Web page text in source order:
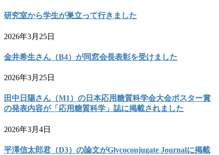
研究室から学生が巣立って行きました
2026年3月25日
金井希生さん（B4）が同窓会長表彰を受けました
2026年3月25日
田中日陽さん（M1）の日本応用糖質科学会大会ポスター賞
の発表内容が「応用糖質科学」誌に掲載されました
2026年3月4日
平澤信太郎君（D3）の論文がGlycoconjugate Journalに掲載